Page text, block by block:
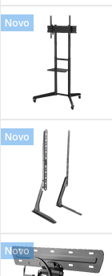
Vitrine
/ Zdravlje
Novo
Novo
Novo